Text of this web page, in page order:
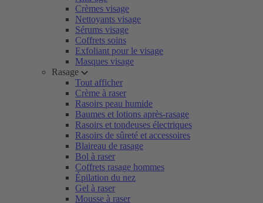
Crèmes visage
Nettoyants visage
Sérums visage
Coffrets soins
Exfoliant pour le visage
Masques visage
Rasage
Tout afficher
Crème à raser
Rasoirs peau humide
Baumes et lotions après-rasage
Rasoirs et tondeuses électriques
Rasoirs de sûreté et accessoires
Blaireau de rasage
Bol à raser
Coffrets rasage hommes
Épilation du nez
Gel à raser
Mousse à raser